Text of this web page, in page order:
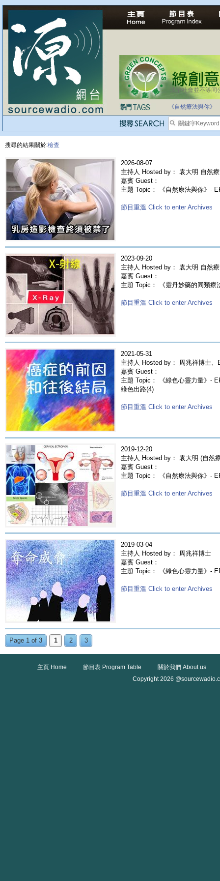
法治社會並不等同
自家教育合法化-
《自然療法與你》
搜尋的結果關於:檢查
2026-08-07
主持人 Hosted by： 袁大明 自然
嘉賓 Guest：
主題 Topic： 《自然療法與你》-
節目重溫 Click to enter Archives
2023-09-20
主持人 Hosted by： 袁大明 自然
嘉賓 Guest：
主題 Topic： 《靈丹妙藥的同類療
節目重溫 Click to enter Archives
2021-05-31
主持人 Hosted by： 周兆祥博士、
嘉賓 Guest：
主題 Topic： 《綠色心靈力量》-
綠色出路(4)
節目重溫 Click to enter Archives
2019-12-20
主持人 Hosted by： 袁大明 (自然
嘉賓 Guest：
主題 Topic： 《自然療法與你》-
節目重溫 Click to enter Archives
2019-03-04
主持人 Hosted by： 周兆祥博士
嘉賓 Guest：
主題 Topic： 《綠色心靈力量》-
節目重溫 Click to enter Archives
Page 1 of 3 1 2 3
主頁 Home 節目表 Program Table
關於我們 About us
Copyright 2026